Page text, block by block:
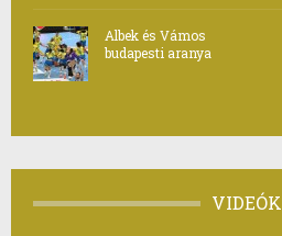
Albek és Vámos
budapesti aranya
VIDEÓK